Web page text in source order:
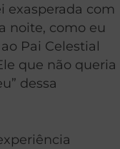
exasperada com
noite, como eu
Pai Celestial
que não queria
dessa